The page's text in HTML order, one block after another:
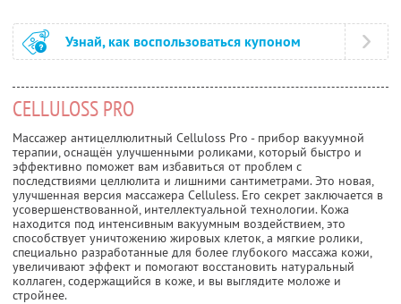
Узнай, как воспользоваться купоном
CELLULOSS PRO
Массажер антицеллюлитный Celluloss Pro - прибор вакуумной
терапии, оснащён улучшенными роликами, который быстро и
эффективно поможет вам избавиться от проблем с
последствиями целлюлита и лишними сантиметрами. Это новая,
улучшенная версия массажера Celluless. Его секрет заключается в
усовершенствованной, интеллектуальной технологии. Кожа
находится под интенсивным вакуумным воздействием, это
способствует уничтожению жировых клеток, а мягкие ролики,
специально разработанные для более глубокого массажа кожи,
увеличивают эффект и помогают восстановить натуральный
коллаген, содержащийся в коже, и вы выглядите моложе и
стройнее.